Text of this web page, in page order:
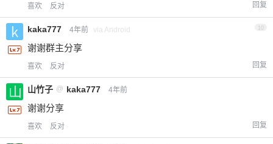
喜欢 反对 回复
kaka777 4年前 via Android 10
谢谢群主分享
喜欢 反对 回复
山竹子 @ kaka777 4年前
谢谢分享
喜欢 反对 回复